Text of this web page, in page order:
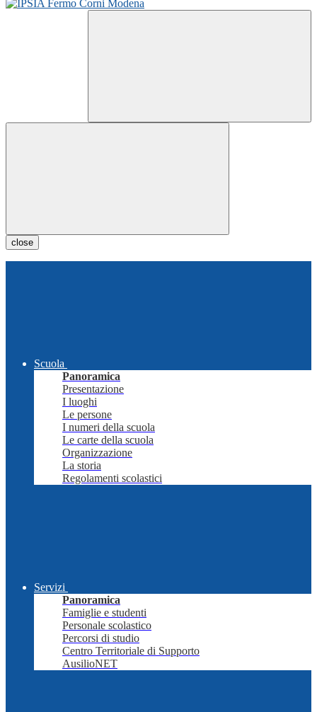
close
Scuola
Panoramica
Presentazione
I luoghi
Le persone
I numeri della scuola
Le carte della scuola
Organizzazione
La storia
Regolamenti scolastici
Servizi
Panoramica
Famiglie e studenti
Personale scolastico
Percorsi di studio
Centro Territoriale di Supporto
AusilioNET